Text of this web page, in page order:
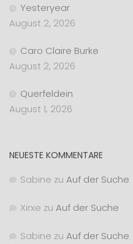
Yesteryear
August 2, 2026
Caro Claire Burke
August 2, 2026
Querfeldein
August 1, 2026
NEUESTE KOMMENTARE
Sabine zu Auf der Suche
Xirxe zu Auf der Suche
Sabine zu Auf der Suche